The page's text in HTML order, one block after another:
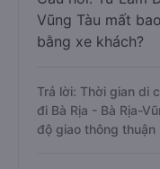
Vũng Tàu mất
bằng xe khách?
Trả lời: Thời gian di
đi Bà Rịa - Bà Rịa-
độ giao thông thuận